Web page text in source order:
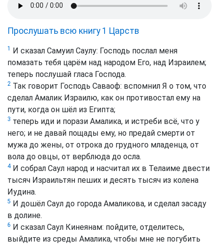
Прослушать всю книгу 1 Царств
1 И сказал Самуил Саулу: Господь послал меня
помазать тебя царём над народом Его, над Израилем;
теперь послушай гласа Господа.
2 Так говорит Господь Саваоф: вспомнил Я о том, что
сделал Амалик Израилю, как он противостал ему на
пути, когда он шёл из Египта;
3 теперь иди и порази Амалика, и истреби всё, что у
него; и не давай пощады ему, но предай смерти от
мужа до жены, от отрока до грудного младенца, от
вола до овцы, от верблюда до осла.
4И собрал Саул народ и насчитал их в Телаиме двести
тысяч Израильтян пеших и десять тысяч из колена
Иудина.
5 И дошёл Саул до города Амаликова, и сделал засаду
в долине.
6 И сказал Саул Кинеянам: пойдите, отделитесь,
выйдите из среды Амалика, чтобы мне не погубить